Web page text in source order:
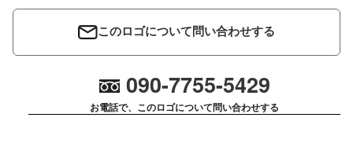
このロゴについて問い合わせする
090-7755-5429
お電話で、このロゴについて問い合わせする